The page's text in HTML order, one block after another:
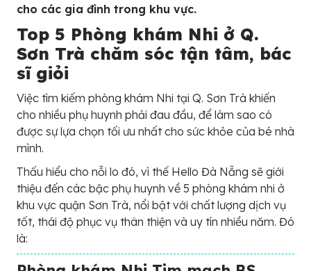
cho các gia đình trong khu vực.
Top 5 Phòng khám Nhi ở Q.
Sơn Trà chăm sóc tận tâm, bác
sĩ giỏi
Việc tìm kiếm phòng khám Nhi tại Q. Sơn Trà khiến
cho nhiều phụ huynh phải đau đầu, để làm sao có
được sự lựa chọn tối ưu nhất cho sức khỏe của bé nhà
mình.
Thấu hiểu cho nỗi lo đó, vì thế Hello Đà Nẵng sẽ giới
thiệu đến các bậc phụ huynh về 5 phòng khám nhi ở
khu vực quận Sơn Trà, nổi bật với chất lượng dịch vụ
tốt, thái độ phục vụ thân thiện và uy tín nhiều năm. Đó
là: